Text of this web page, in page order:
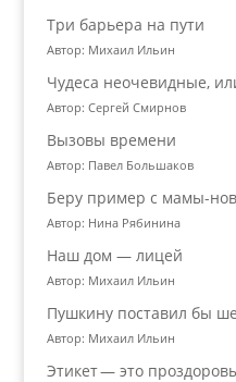
Три барьера на пути
Автор: Михаил Ильин
Чудеса неочевидные,
Автор: Сергей Смирнов
Вызовы времени
Автор: Павел Большаков
Беру пример с мамы-
Автор: Нина Рябинина
Наш дом — лицей
Автор: Михаил Ильин
Пушкину поставил бы
Автор: Михаил Ильин
Этикет — это